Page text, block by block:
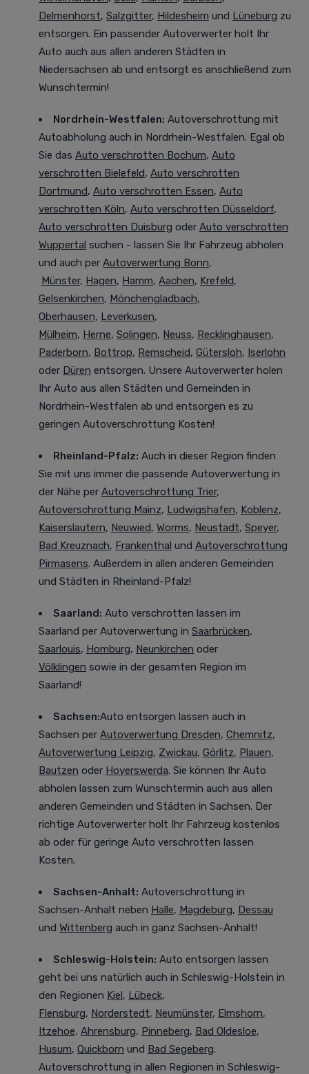
Delmenhorst, Salzgitter, Hildesheim und Lüneburg zu
entsorgen. Ein passender Autoverwerter holt Ihr
Auto auch aus allen anderen Städten in
Niedersachsen ab und entsorgt es anschließend zum
Wunschtermin!
Nordrhein-Westfalen: Autoverschrottung mit
Autoabholung auch in Nordrhein-Westfalen. Egal ob
Sie das Auto verschrotten Bochum, Auto
verschrotten Bielefeld, Auto verschrotten
Dortmund, Auto verschrotten Essen, Auto
verschrotten Köln, Auto verschrotten Düsseldorf,
Auto verschrotten Duisburg oder Auto verschrotten
Wuppertal suchen - lassen Sie Ihr Fahrzeug abholen
und auch per Autoverwertung Bonn,
Münster, Hagen, Hamm, Aachen, Krefeld,
Gelsenkirchen, Mönchengladbach,
Oberhausen, Leverkusen,
Mülheim, Herne, Solingen, Neuss, Recklinghausen,
Paderborn, Bottrop, Remscheid, Gütersloh, Iserlohn
oder Düren entsorgen. Unsere Autoverwerter holen
Ihr Auto aus allen Städten und Gemeinden in
Nordrhein-Westfalen ab und entsorgen es zu
geringen Autoverschrottung Kosten!
Rheinland-Pfalz: Auch in dieser Region finden
Sie mit uns immer die passende Autoverwertung in
der Nähe per Autoverschrottung Trier,
Autoverschrottung Mainz, Ludwigshafen, Koblenz,
Kaiserslautern, Neuwied, Worms, Neustadt, Speyer,
Bad Kreuznach, Frankenthal und Autoverschrottung
Pirmasens. Außerdem in allen anderen Gemeinden
und Städten in Rheinland-Pfalz!
Saarland: Auto verschrotten lassen im
Saarland per Autoverwertung in Saarbrücken,
Saarlouis, Homburg, Neunkirchen oder
Völklingen sowie in der gesamten Region im
Saarland!
Sachsen:Auto entsorgen lassen auch in
Sachsen per Autoverwertung Dresden, Chemnitz,
Autoverwertung Leipzig, Zwickau, Görlitz, Plauen,
Bautzen oder Hoyerswerda. Sie können Ihr Auto
abholen lassen zum Wunschtermin auch aus allen
anderen Gemeinden und Städten in Sachsen. Der
richtige Autoverwerter holt Ihr Fahrzeug kostenlos
ab oder für geringe Auto verschrotten lassen
Kosten.
Sachsen-Anhalt: Autoverschrottung in
Sachsen-Anhalt neben Halle, Magdeburg, Dessau
und Wittenberg auch in ganz Sachsen-Anhalt!
Schleswig-Holstein: Auto entsorgen lassen
geht bei uns natürlich auch in Schleswig-Holstein in
den Regionen Kiel, Lübeck,
Flensburg, Norderstedt, Neumünster, Elmshorn,
Itzehoe, Ahrensburg, Pinneberg, Bad Oldesloe,
Husum, Quickborn und Bad Segeberg.
Autoverschrottung in allen Regionen in Schleswig-